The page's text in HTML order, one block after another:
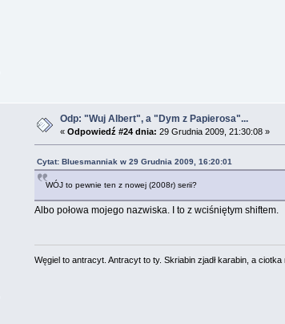
Odp: "Wuj Albert", a "Dym z Papierosa"...
«Odpowiedź #24 dnia: 29 Grudnia 2009, 21:30:08 »
Cytat: Bluesmanniak w 29 Grudnia 2009, 16:20:01
WÓJ to pewnie ten z nowej (2008r) serii?
Albo połowa mojego nazwiska. I to z wciśniętym shiftem.
Węgiel to antracyt. Antracyt to ty. Skriabin zjadł karabin, a ciotka